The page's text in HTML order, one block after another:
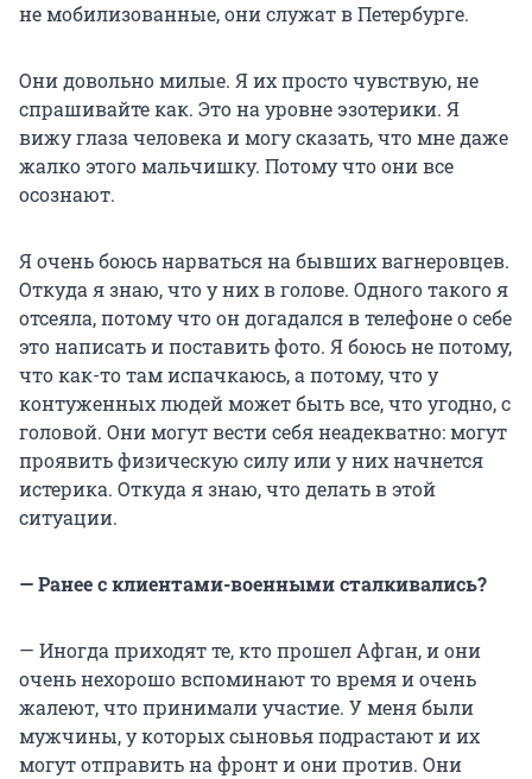
не мобилизованные, они служат в Петербурге.
Они довольно милые. Я их просто чувствую, не
спрашивайте как. Это на уровне эзотерики. Я
вижу глаза человека и могу сказать, что мне даже
жалко этого мальчишку. Потому что они все
осознают.
Я очень боюсь нарваться на бывших вагнеровцев.
Откуда я знаю, что у них в голове. Одного такого я
отсеяла, потому что он догадался в телефоне о себе
это написать и поставить фото. Я боюсь не потому,
что как-то там испачкаюсь, а потому, что у
контуженных людей может быть все, что угодно, с
головой. Они могут вести себя неадекватно: могут
проявить физическую силу или у них начнется
истерика. Откуда я знаю, что делать в этой
ситуации.
— Ранее с клиентами-военными сталкивались?
— Иногда приходят те, кто прошел Афган, и они
очень нехорошо вспоминают то время и очень
жалеют, что принимали участие. У меня были
мужчины, у которых сыновья подрастают и их
могут отправить на фронт и они против. Они